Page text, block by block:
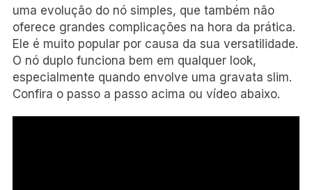
uma evolução do nó simples, que também não
oferece grandes complicações na hora da prática.
Ele é muito popular por causa da sua versatilidade.
O nó duplo funciona bem em qualquer look,
especialmente quando envolve uma gravata slim.
Confira o passo a passo acima ou vídeo abaixo.